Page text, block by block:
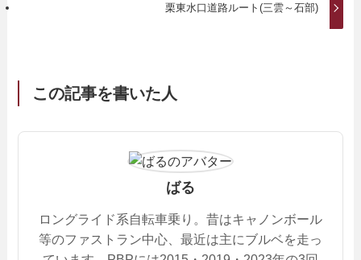
栗東水口道路ルート(三雲～石部)
この記事を書いた人
ばる
ロングライド系自転車乗り。昔はキャノンボール
等のファストラン中心、最近は主にブルベを走っ